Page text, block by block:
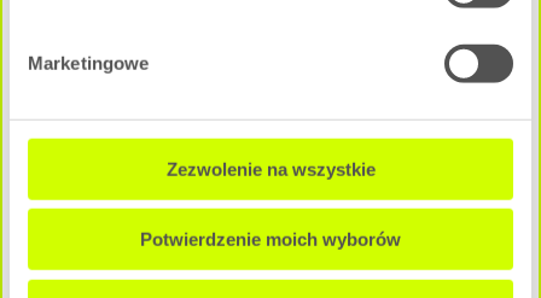
Marketingowe
Zezwolenie na wszystkie
Potwierdzenie moich wyborów
1 pokój|2 Piętro
Pow. użytkowa:
29.04 m2
Cena całkowita mieszkania:
317 988 zł
NEGOCJUJ CENĘ